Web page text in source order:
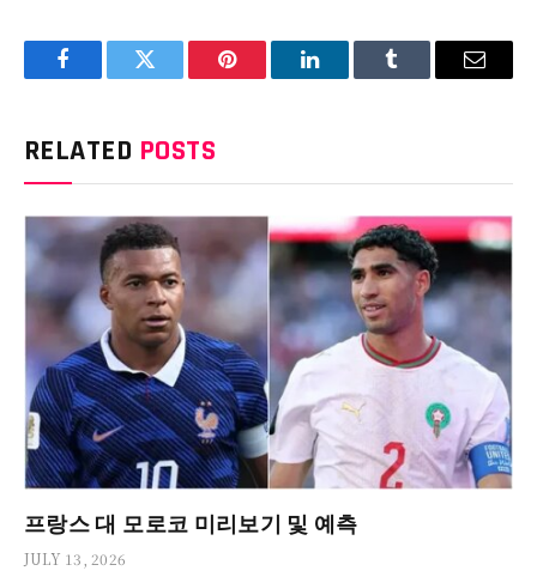
FacebookTwitter Pinterest LinkedInTumblr Email
RELATED POSTS
프랑스 대 모로코 미리보기 및 예측
JULY 13, 2026